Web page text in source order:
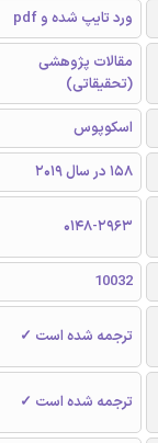
ورد تایپ شده و pdf
مقالات پژوهشی
(تحقیقاتی)
اسکوپوس
158 در سال 2019
0148-2963
10032
ترجمه شده است ✓
ترجمه شده است ✓